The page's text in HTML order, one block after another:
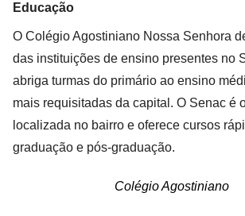
Educação
O Colégio Agostiniano Nossa Senhora
das instituições de ensino presentes no
abriga turmas do primário ao ensino
mais requisitadas da capital. O Senac é
localizada no bairro e oferece cursos
graduação e pós-graduação.
Colégio Agostiniano